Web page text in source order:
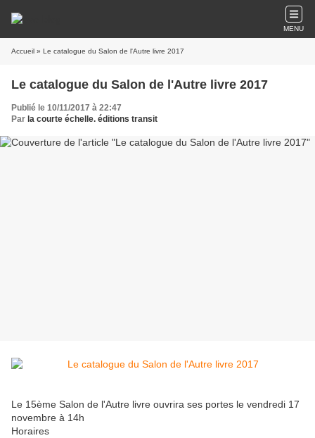
MENU
Accueil » Le catalogue du Salon de l'Autre livre 2017
Le catalogue du Salon de l'Autre livre 2017
Publié le 10/11/2017 à 22:47
Par la courte échelle. éditions transit
Le 15ème Salon de l'Autre livre ouvrira ses portes le vendredi 17
novembre à 14h
Horaires